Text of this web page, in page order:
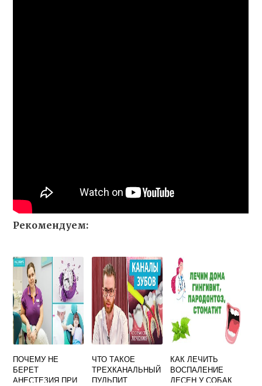
Рекомендуем:
ПОЧЕМУ НЕ
БЕРЕТ
АНЕСТЕЗИЯ ПРИ
ЧТО ТАКОЕ
ТРЕХКАНАЛЬНЫЙ
ПУЛЬПИТ
КАК ЛЕЧИТЬ
ВОСПАЛЕНИЕ
ДЕСЕН У СОБАК